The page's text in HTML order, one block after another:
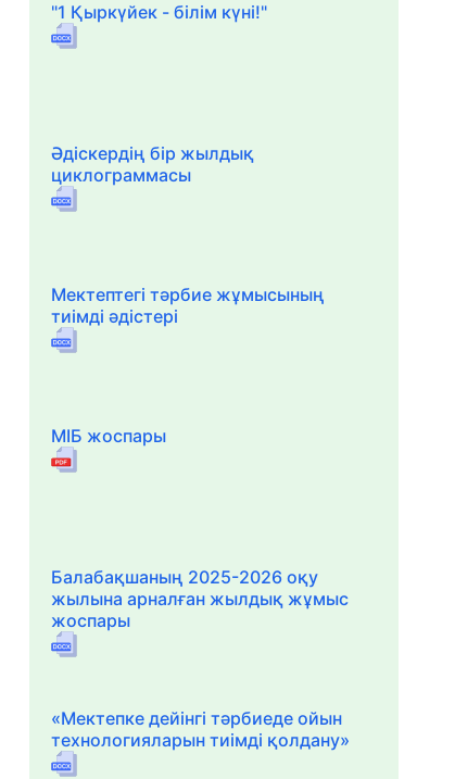
"1 Қыркүйек - білім күні!"
Әдіскердің бір жылдық
циклограммасы
Мектептегі тәрбие жұмысының
тиімді әдістері
МІБ жоспары
Балабақшаның 2025-2026 оқу
жылына арналған жылдық жұмыс
жоспары
«Мектепке дейінгі тәрбиеде ойын
технологияларын тиімді қолдану»